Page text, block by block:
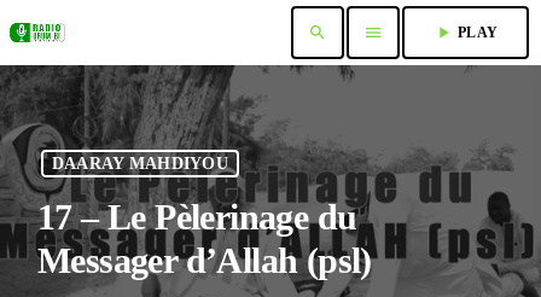
search menu play_arrow PLAY
DAARAY MAHDIYOU
17 – Le Pèlerinage du
Messager d’Allah (psl)